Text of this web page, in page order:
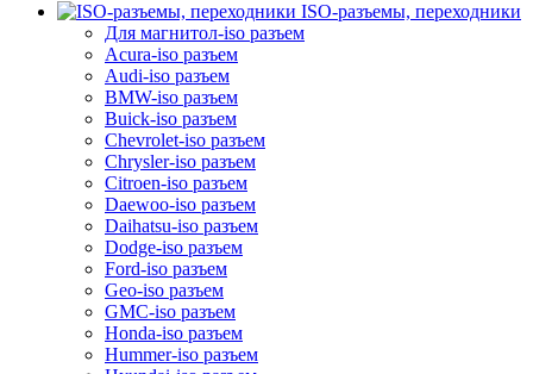
ISO-разъемы, переходники
Для магнитол-iso разъем
Acura-iso разъем
Audi-iso разъем
BMW-iso разъем
Buick-iso разъем
Chevrolet-iso разъем
Chrysler-iso разъем
Citroen-iso разъем
Daewoo-iso разъем
Daihatsu-iso разъем
Dodge-iso разъем
Ford-iso разъем
Geo-iso разъем
GMC-iso разъем
Honda-iso разъем
Hummer-iso разъем